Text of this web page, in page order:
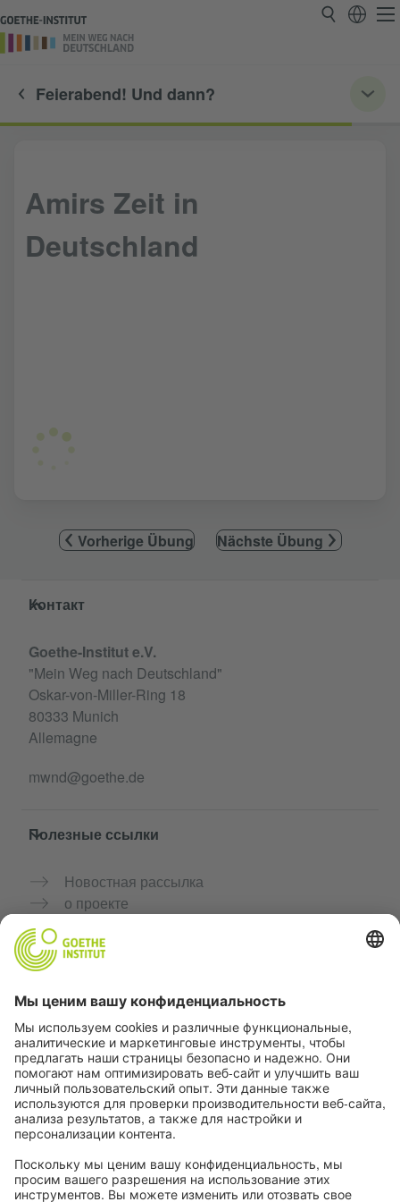
Feierabend! Und dann?
Amirs Zeit in
Deutschland
Vorherige Übung Nächste Übung
Service- und Informationsbereich
Контакт
Goethe-Institut e.V.
"Mein Weg nach Deutschland"
Oskar-von-Miller-Ring 18
80333 Munich
Allemagne
mwnd@goethe.de
Полезные ссылки
Новостная рассылка
о проекте
Сообщество «Немецкий язык для тебя»
Практикуйте немецкий бесплатно
Курсы немецкого языка от Goethe-Institut
Портал для преподавателей «Deutschstunde»
Конфиденциальность и доступность